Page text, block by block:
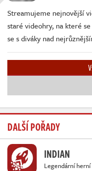
Streamujeme nejnovější
staré videohry, na které
se s diváky nad
DALŠÍ POŘADY
INDIAN
Legendární